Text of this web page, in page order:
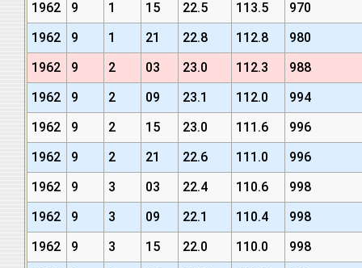
1962
9 1 15 22.5 113.5
970
1962
9 1 21 22.8 112.8
980
1962
9 2 03 23.0 112.3
988
1962
9 2 09 23.1 112.0
994
1962
9 2 15 23.0 111.6
996
1962
9 2 21 22.6 111.0
996
1962
9 3 03 22.4 110.6
998
1962
9 3 09 22.1 110.4
998
1962
9 3 15 22.0 110.0
998